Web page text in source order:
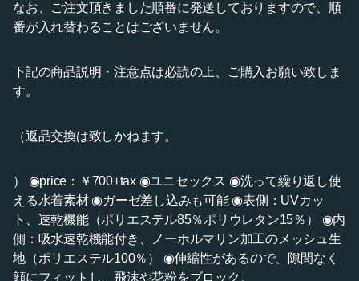
なお、ご注文頂きました順番に発送しておりますので、順
番が入れ替わることはございません。
下記の商品説明・注意点は必読の上、ご購入お願い致しま
す。
（返品交換は致しかねます。
） ◉price：￥700+tax ◉ユニセックス ◉洗って繰り返し使
える水着素材 ◉ガーゼ差し込みも可能 ◉表側：UVカッ
ト、速乾機能（ポリエステル85％ポリウレタン15％） ◉内
側：吸水速乾機能付き、ノーホルマリン加工のメッシュ生
地（ポリエステル100％） ◉伸縮性があるので、隙間なく
顔にフィットし、飛沫や花粉をブロック。